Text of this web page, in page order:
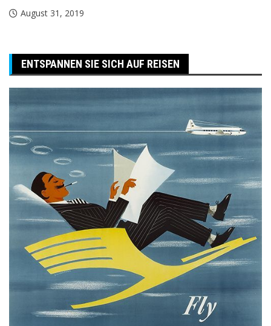
August 31, 2019
ENTSPANNEN SIE SICH AUF REISEN